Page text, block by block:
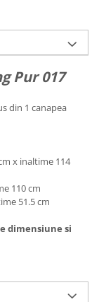
Pur 017
din 1 canapea
x inaltime 114
110 cm
51.5 cm
dimensiune si